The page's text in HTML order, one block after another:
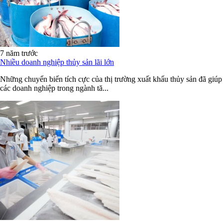
7 năm trước
Nhiều doanh nghiệp thủy sản lãi lớn
Những chuyển biến tích cực của thị trường xuất khẩu thủy sản đã giúp
các doanh nghiệp trong ngành tă...